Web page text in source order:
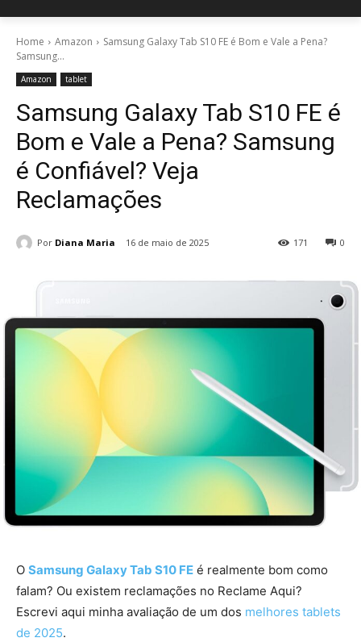
Home Amazon
Samsung Galaxy Tab S10 FE é Bom e Vale a Pena?
Samsung...
Amazon tablet
Samsung Galaxy Tab S10 FE é
Bom e Vale a Pena? Samsung
é Confiável? Veja
Reclamações
Por Diana Maria 16 de maio de 2025 0
171
O Samsung Galaxy Tab S10 FE é realmente bom como
falam? Ou existem reclamações no Reclame Aqui?
Escrevi aqui minha avaliação de um dos melhores tablets
de 2025.